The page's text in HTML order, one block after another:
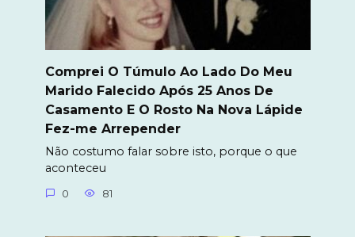
Comprei O Túmulo Ao Lado Do Meu
Marido Falecido Após 25 Anos De
Casamento E O Rosto Na Nova Lápide
Fez-me Arrepender
Não costumo falar sobre isto, porque o que
aconteceu
0 81